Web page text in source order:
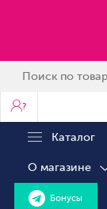
?
Каталог
О магазине
Бонусы